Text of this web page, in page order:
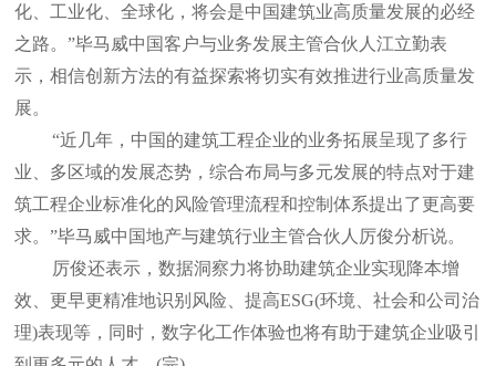
化、工业化、全球化，将会是中国建筑业高质量发展的必经
之路。”毕马威中国客户与业务发展主管合伙人江立勤表
示，相信创新方法的有益探索将切实有效推进行业高质量发
展。
“近几年，中国的建筑工程企业的业务拓展呈现了多行
业、多区域的发展态势，综合布局与多元发展的特点对于建
筑工程企业标准化的风险管理流程和控制体系提出了更高要
求。”毕马威中国地产与建筑行业主管合伙人厉俊分析说。
厉俊还表示，数据洞察力将协助建筑企业实现降本增
效、更早更精准地识别风险、提高ESG(环境、社会和公司治
理)表现等，同时，数字化工作体验也将有助于建筑企业吸引